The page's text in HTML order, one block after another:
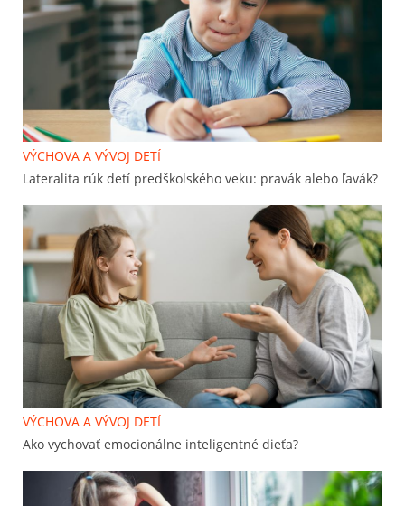
VÝCHOVA A VÝVOJ DETÍ
Lateralita rúk detí predškolského veku: pravák alebo ľavák?
VÝCHOVA A VÝVOJ DETÍ
Ako vychovať emocionálne inteligentné dieťa?